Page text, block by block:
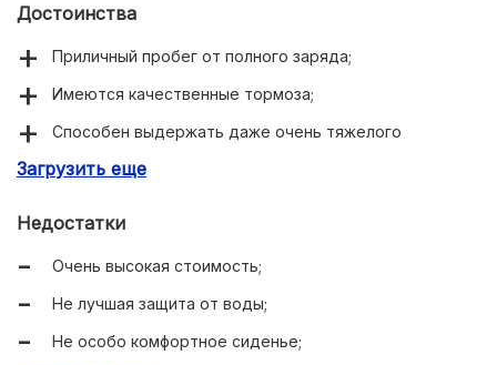
Достоинства
Приличный пробег от полного заряда;
Имеются качественные тормоза;
Способен выдержать даже очень тяжелого
Колеса предназначены не только для асфальта;
Очень высокая мощность;
Имеется относительно неплохой амортизатор.
Загрузить еще
Недостатки
Очень высокая стоимость;
Не лучшая защита от воды;
Не особо комфортное сиденье;